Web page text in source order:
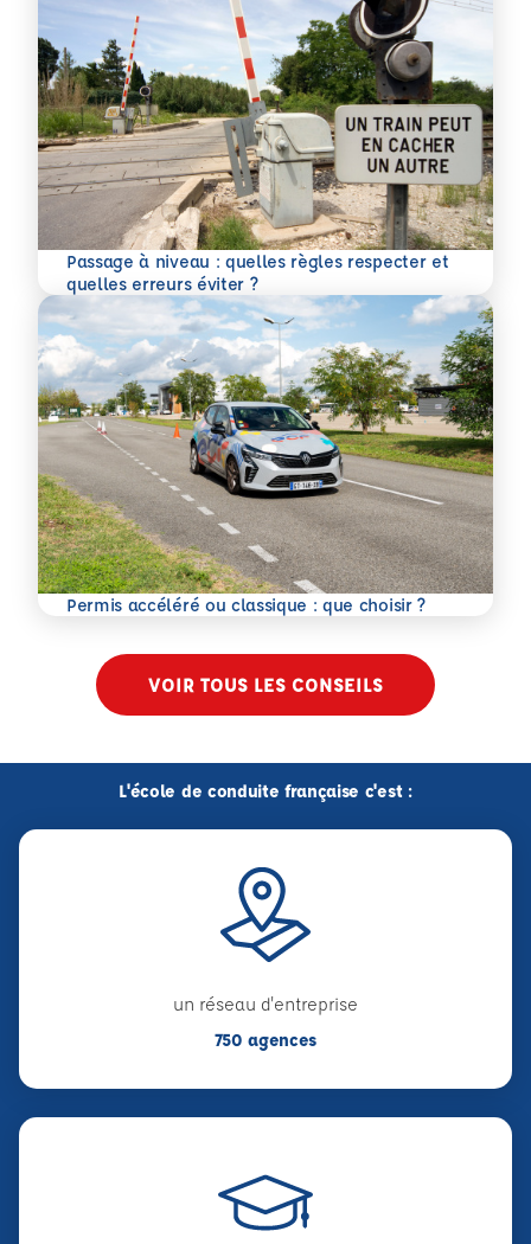
Passage à niveau : quelles règles respecter et
quelles erreurs éviter ?
En savoir plus
Permis accéléré ou classique : que choisir ?
En savoir plus
VOIR TOUS LES CONSEILS
L'école de conduite française c'est :
un réseau d'entreprise
750 agences